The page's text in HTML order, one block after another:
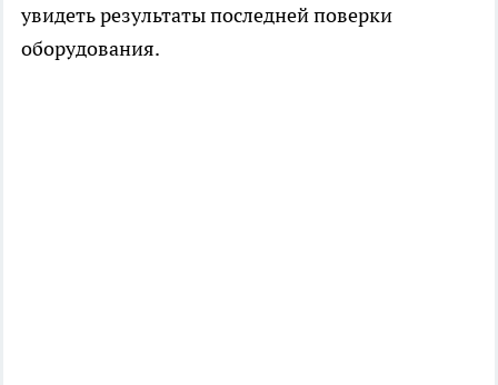
увидеть результаты последней поверки
оборудования.